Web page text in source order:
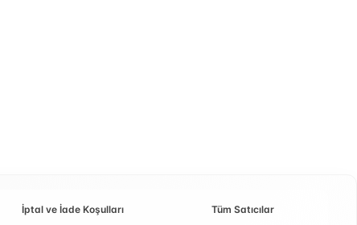
İptal ve İade Koşulları Tüm Satıcılar